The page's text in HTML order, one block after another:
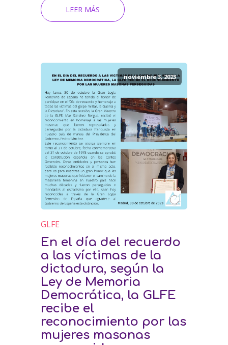
LEER MÁS
noviembre 3, 2023
GLFE
En el día del recuerdo
a las víctimas de la
dictadura, según la
Ley de Memoria
Democrática, la GLFE
recibe el
reconocimiento por las
mujeres masonas